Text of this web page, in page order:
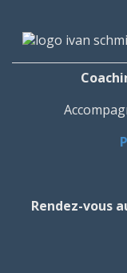
Rendez-vous